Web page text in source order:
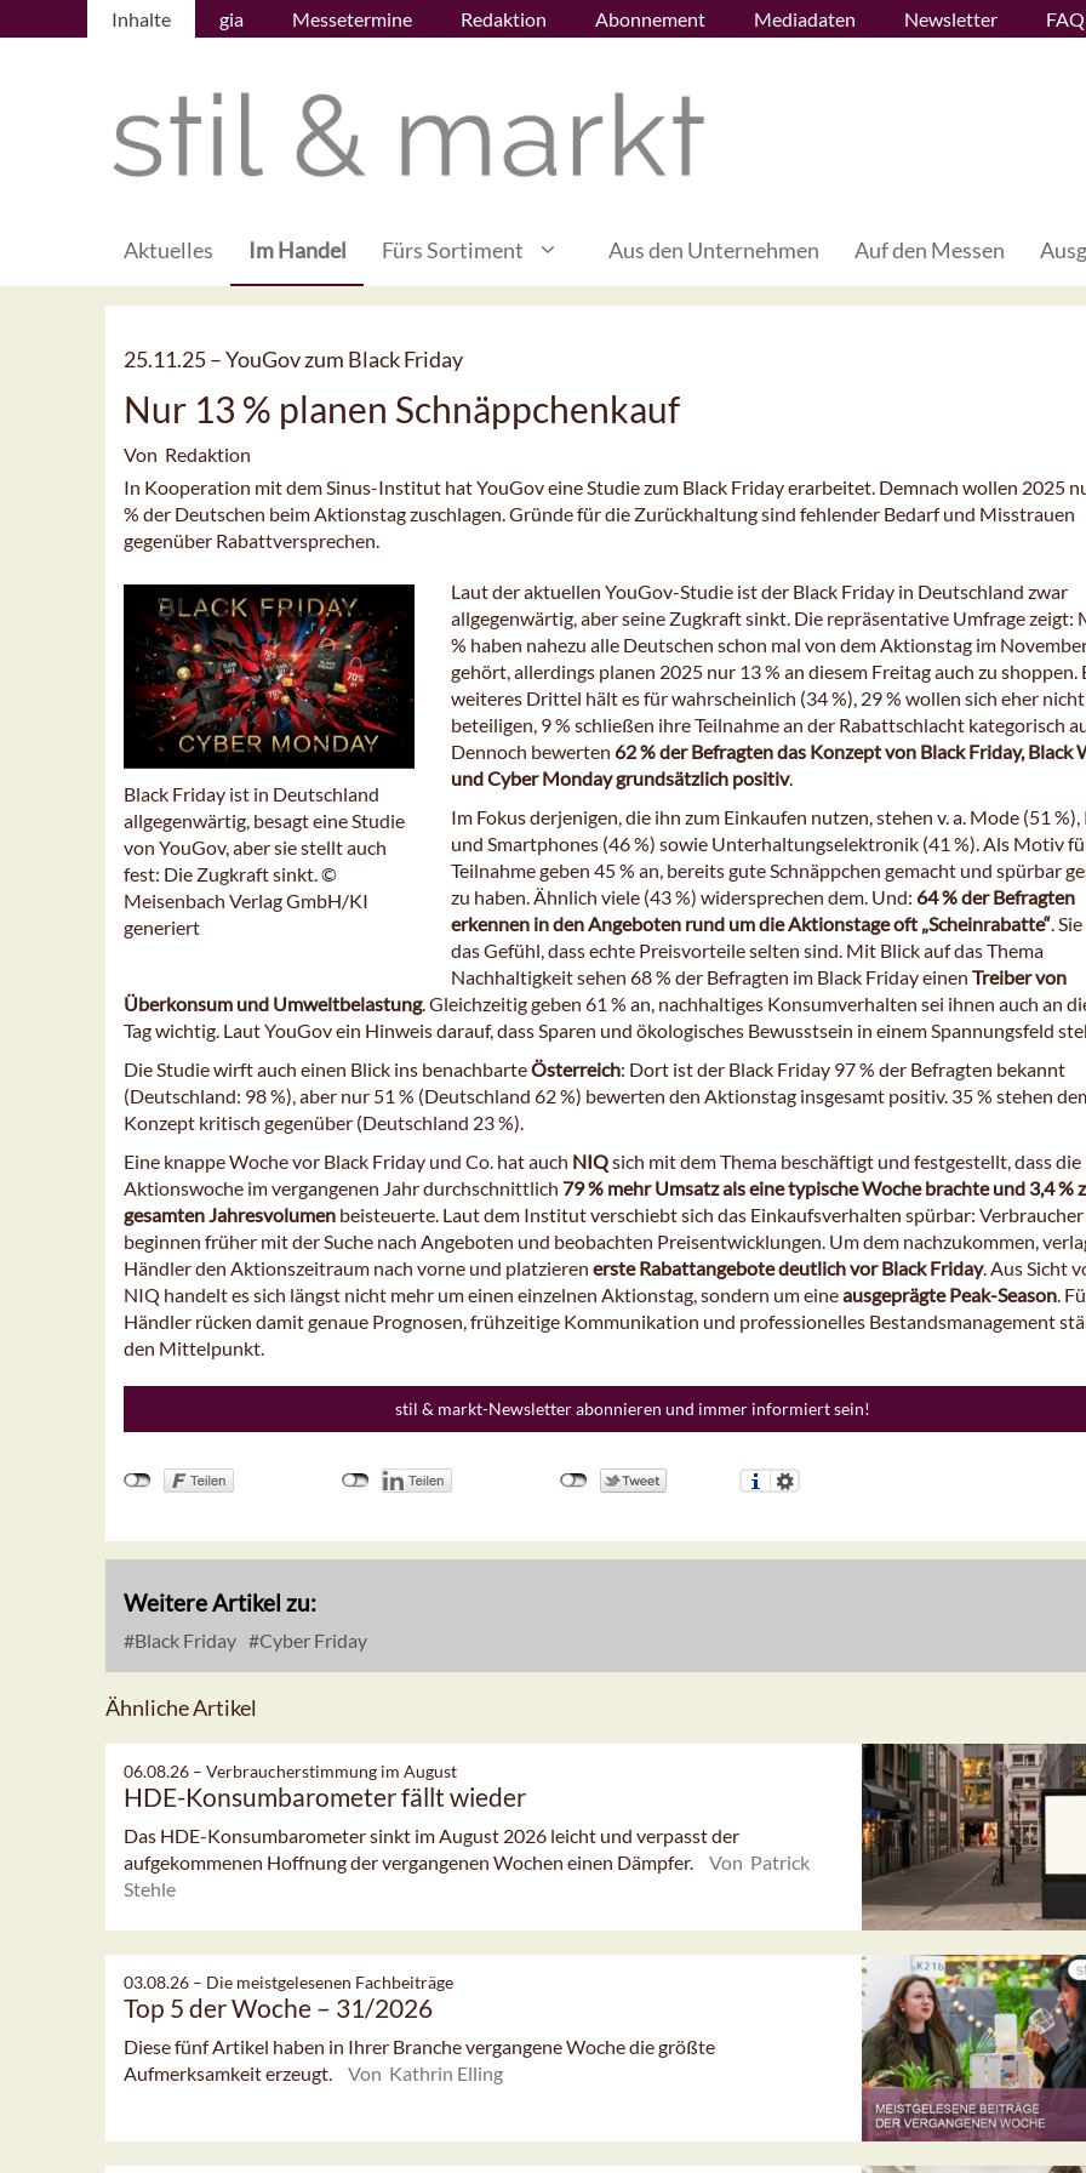
Inhalte gia Messetermine Redaktion Abonnement Mediadaten Newsletter FAQ
Aktuelles Im Handel Fürs Sortiment Aus den Unternehmen Auf den Messen
25.11.25 –YouGov zum Black Friday
Nur 13 % planen Schnäppchenkauf
Von Redaktion
In Kooperation mit dem Sinus-Institut hat YouGov eine Studie zum Black Friday erarbeitet. Demnach wollen 2025
% der Deutschen beim Aktionstag zuschlagen. Gründe für die Zurückhaltung sind fehlender Bedarf und Misstrauen
gegenüber Rabattversprechen.
Black Friday ist in Deutschland
allgegenwärtig, besagt eine Studie
von YouGov, aber sie stellt auch
fest: Die Zugkraft sinkt. ©
Meisenbach Verlag GmbH/KI
generiert
Laut der aktuellen YouGov-Studie ist der Black Friday in Deutschland zwar
allgegenwärtig, aber seine Zugkraft sinkt. Die repräsentative Umfrage zeigt:
% haben nahezu alle Deutschen schon mal von dem Aktionstag im
gehört, allerdings planen 2025 nur 13 % an diesem Freitag auch zu shoppen.
weiteres Drittel hält es für wahrscheinlich (34 %), 29 % wollen sich eher nicht
beteiligen, 9 % schließen ihre Teilnahme an der Rabattschlacht kategorisch
Dennoch bewerten 62 % der Befragten das Konzept von Black Friday, Black
und Cyber Monday grundsätzlich positiv.
Im Fokus derjenigen, die ihn zum Einkaufen nutzen, stehen v. a. Mode (51 %),
und Smartphones (46 %) sowie Unterhaltungselektronik (41 %). Als Motiv
Teilnahme geben 45 % an, bereits gute Schnäppchen gemacht und spürbar
zu haben. Ähnlich viele (43 %) widersprechen dem. Und: 64 % der Befragten
erkennen in den Angeboten rund um die Aktionstage oft „Scheinrabatte“.
das Gefühl, dass echte Preisvorteile selten sind. Mit Blick auf das Thema
Nachhaltigkeit sehen 68 % der Befragten im Black Friday einen Treiber von
Überkonsum und Umweltbelastung. Gleichzeitig geben 61 % an, nachhaltiges Konsumverhalten sei ihnen auch an
Tag wichtig. Laut YouGov ein Hinweis darauf, dass Sparen und ökologisches Bewusstsein in einem Spannungsfeld
Die Studie wirft auch einen Blick ins benachbarteÖsterreich: Dort ist der Black Friday 97 % der Befragten bekannt
(Deutschland: 98 %), aber nur 51 % (Deutschland 62 %) bewerten den Aktionstag insgesamt positiv. 35 % stehen
Konzept kritisch gegenüber (Deutschland 23 %).
Eine knappe Woche vor Black Friday und Co. hat auch NIQsich mit dem Thema beschäftigt und festgestellt, dass die
Aktionswoche im vergangenen Jahr durchschnittlich 79 % mehr Umsatz als eine typische Woche brachte und 3,4 %
gesamten Jahresvolumen beisteuerte. Laut dem Institut verschiebt sich das Einkaufsverhalten spürbar: Verbraucher
beginnen früher mit der Suche nach Angeboten und beobachten Preisentwicklungen. Um dem nachzukommen,
Händler den Aktionszeitraum nach vorne und platzieren erste Rabattangebote deutlich vor Black Friday. Aus Sicht
NIQ handelt es sich längst nicht mehr um einen einzelnen Aktionstag, sondern um eineausgeprägte Peak-Season.
Händler rücken damit genaue Prognosen, frühzeitige Kommunikation und professionelles Bestandsmanagement
den Mittelpunkt.
stil & markt-Newsletter abonnieren und immer informiert sein!
Weitere Artikel zu:
Black Friday Cyber Friday
Ähnliche Artikel
06.08.26 – Verbraucherstimmung im August
HDE-Konsumbarometer fällt wieder
Das HDE-Konsumbarometer sinkt im August 2026 leicht und verpasst der
aufgekommenen Hoffnung der vergangenen Wochen einen Dämpfer.
Von Patrick
Stehle
03.08.26 – Die meistgelesenen Fachbeiträge
Top 5 der Woche – 31/2026
Diese fünf Artikel haben in Ihrer Branche vergangene Woche die größte
Aufmerksamkeit erzeugt.
Von Kathrin Elling